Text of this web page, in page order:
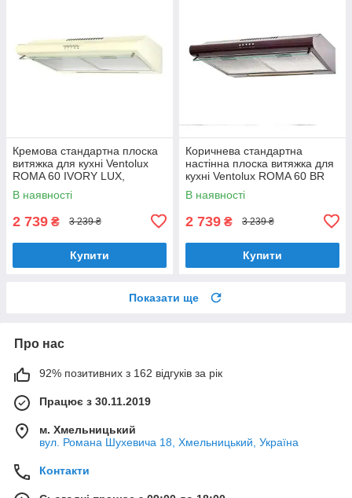
Кремова стандартна плоска
витяжка для кухні Ventolux
ROMA 60 IVORY LUX,
шириною 60 см, під навісну
шафу
В наявності
2 739 ₴ 3 239 ₴
Купити
Коричнева стандартна
настінна плоска витяжка для
кухні Ventolux ROMA 60 BR
LUX, шириною 60 см
В наявності
2 739 ₴ 3 239 ₴
Купити
Показати ще
Про нас
92% позитивних з 162 відгуків за рік
Працює з 30.11.2019
м. Хмельницький
вул. Романа Шухевича 18, Хмельницький, Україна
Контакти